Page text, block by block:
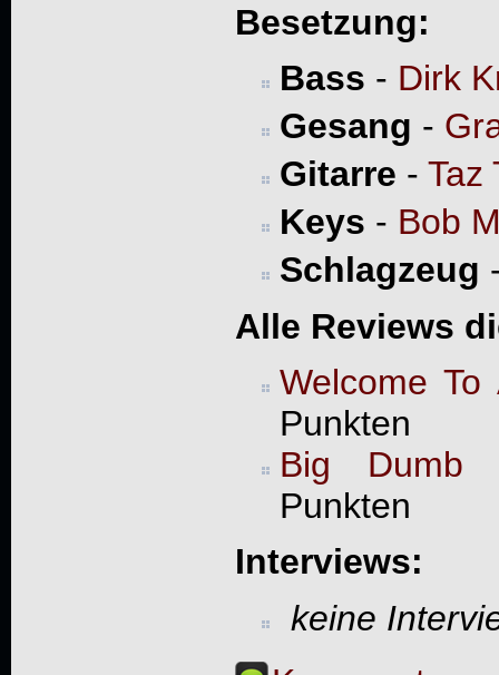
Besetzung:
Bass - Dirk
Gesang -
Gitarre - Taz
Keys - Bob
Schlagzeug
Alle Reviews
Welcome To
Punkten
Big Dumb
Punkten
Interviews:
keine